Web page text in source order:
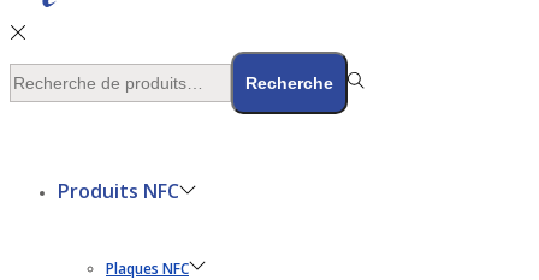
Rechercher
pour :>
Recherche
Produits NFC
Plaques NFC